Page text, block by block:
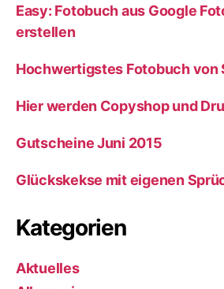
Easy: Fotobuch aus Google
erstellen
Hochwertigstes Fotobuch von
Hier werden Copyshop und
Gutscheine Juni 2015
Glückskekse mit eigenen
Kategorien
Aktuelles